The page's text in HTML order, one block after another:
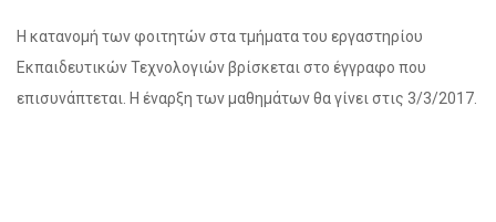
Η κατανομή των φοιτητών στα τμήματα του εργαστηρίου
Εκπαιδευτικών Τεχνολογιών βρίσκεται στο έγγραφο που
επισυνάπτεται. Η έναρξη των μαθημάτων θα γίνει στις 3/3/2017.